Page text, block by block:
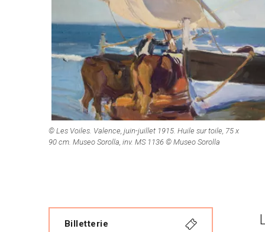
© Les Voiles. Valence, juin-juillet 1915. Huile sur toile, 75 x
90 cm. Museo Sorolla, inv. MS 1136 © Museo Sorolla
Billetterie